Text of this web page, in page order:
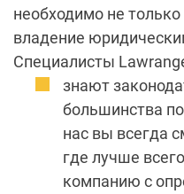
необходимо не
владение
Специалисты
знают
большинства
нас вы всегда
где лучше
компанию с